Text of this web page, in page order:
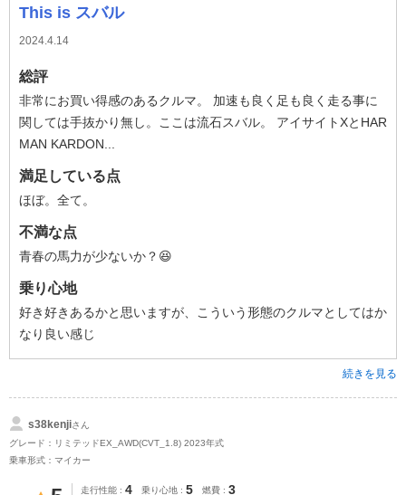
This is スバル
2024.4.14
総評
非常にお買い得感のあるクルマ。 加速も良く足も良く走る事に
関しては手抜かり無し。ここは流石スバル。 アイサイトXとHAR
MAN KARDON...
満足している点
ほぼ。全て。
不満な点
青春の馬力が少ないか？😆
乗り心地
好き好きあるかと思いますが、こういう形態のクルマとしてはか
なり良い感じ
続きを見る
s38kenjiさん
グレード：リミテッドEX_AWD(CVT_1.8) 2023年式
乗車形式：マイカー
走行性能 4 乗り心地 5 燃費 3